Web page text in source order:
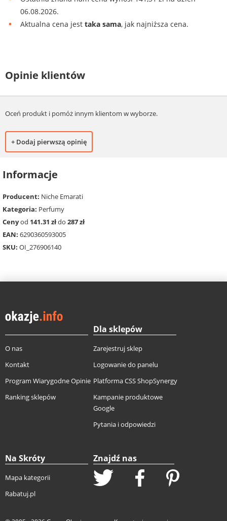
06.08.2026.
Aktualna cena jest taka sama, jak najniższa cena.
Opinie klientów
Oceń produkt i pomóż innym klientom w wyborze.
+ Dodaj pierwszą opinię
Informacje
Producent: Niche Emarati
Kategoria: Perfumy
Cenyod 141.31 złdo 287 zł
EAN: 6290360593005
SKU: OI_276906140
O nas
Kontakt
Program Wiarygodne Opinie
Ranking sklepów
Dla sklepów
Zarejestruj sklep
Logowanie do panelu
Platforma CSS ShopSynergy
Kampanie produktowe
Google
Pytania i odpowiedzi
Na Skróty
Mapa kategorii
Rabatuj.pl
Znajdź nas